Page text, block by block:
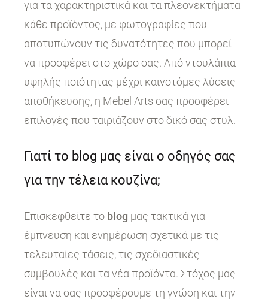
για τα χαρακτηριστικά και τα πλεονεκτήματα
κάθε προϊόντος, με φωτογραφίες που
αποτυπώνουν τις δυνατότητες που μπορεί
να προσφέρει στο χώρο σας. Από ντουλάπια
υψηλής ποιότητας μέχρι καινοτόμες λύσεις
αποθήκευσης, η Mebel Arts σας προσφέρει
επιλογές που ταιριάζουν στο δικό σας στυλ.
Γιατί το blog μας είναι ο οδηγός σας
για την τέλεια κουζίνα;
Επισκεφθείτε το blog μας τακτικά για
έμπνευση και ενημέρωση σχετικά με τις
τελευταίες τάσεις, τις σχεδιαστικές
συμβουλές και τα νέα προϊόντα. Στόχος μας
είναι να σας προσφέρουμε τη γνώση και την